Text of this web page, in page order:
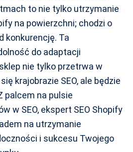
to nie tylko utrzymanie
na powierzchni; chodzi o
konkurencję. Ta
do adaptacji
nie tylko przetrwa w
krajobrazie SEO, ale będzie
palcem na pulsie
w SEO, ekspert SEO Shopify
na utrzymanie
i sukcesu Twojego